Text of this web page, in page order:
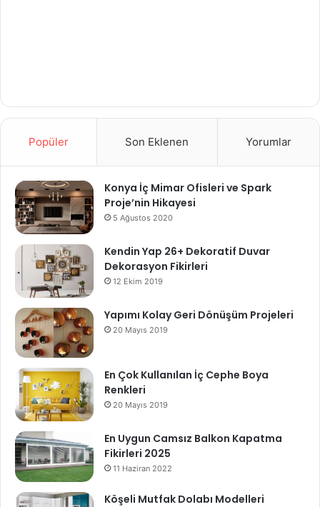
Popüler Son Eklenen Yorumlar
Konya İç Mimar Ofisleri ve Spark
Proje’nin Hikayesi
5 Ağustos 2020
Kendin Yap 26+ Dekoratif Duvar
Dekorasyon Fikirleri
12 Ekim 2019
Yapımı Kolay Geri Dönüşüm Projeleri
20 Mayıs 2019
En Çok Kullanılan İç Cephe Boya
Renkleri
20 Mayıs 2019
En Uygun Camsız Balkon Kapatma
Fikirleri 2025
11 Haziran 2022
Köşeli Mutfak Dolabı Modelleri